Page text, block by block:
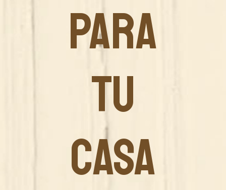
PARA
TU
CASA